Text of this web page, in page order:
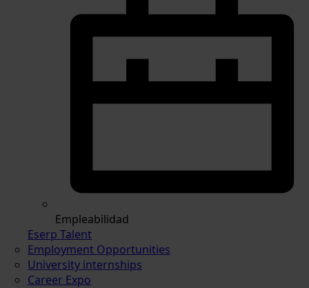
Empleabilidad
Eserp Talent
Employment Opportunities
University internships
Career Expo